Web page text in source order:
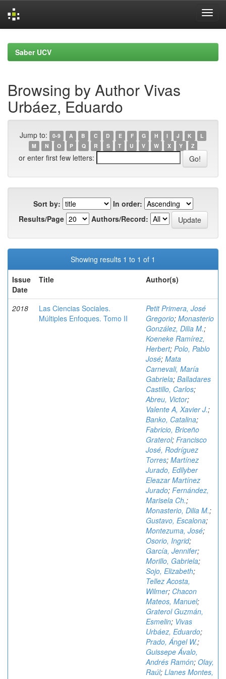
navigationSaber UCV
Browsing by Author Vivas
Urbáez, Eduardo
Jump to: 0-9 A B C D E F G H I J K
L
M
N O P Q R S T U V W X Y Z
or enter first few letters:
Sort by:
In order:
Results/Page
Authors/Record:
Showing results 1 to 1 of 1
Issue
Date
Title Author(s)
2018
Las Ciencias Sociales.
Múltiples Enfoques. Tomo II
Petit Primera, José
Gregorio; Monasterio
González, Dilia M.;
Koeneke Ramírez,
Herbert; Polo, Pablo
José; Mata
Carnevali, María
Gabriela; Balladares
Castillo, Carlos;
Abreu, Victor;
Valente A, Xavier J.;
Banko, Catalina;
Fabricio, Briceño
Graterol; Francisco
José, Rodríguez
Torres; Martínez
Jurado, Edllyber
Eleazar Martínez
Jurado; Fernández,
Marisela Ch.;
Monasterio, Dilia M.;
Gustavo, Escalona;
Montezuma, José;
Osorio, Ingrid;
García, Jennifer;
Morillo, Gabriela;
Sojo, Elizabeth;
Tellez Acosta,
Wilmer; Chacon
Mateos, Manuel;
Graterol Guzmán,
Esmelin; Vivas
Urbáez, Eduardo;
Prado, Ángel W.;
Guissepe Ávalo,
Andrés Ramón; Olay,
Raúl; Llanes Montes,